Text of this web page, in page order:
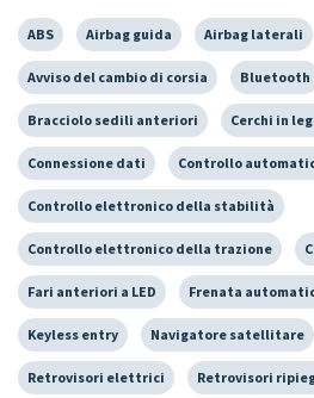
ABS Airbag guida Airbag laterali
Avviso del cambio di corsia Bluetooth
Bracciolo sedili anteriori Cerchi in
Connessione dati Controllo
Controllo elettronico della stabilità
Controllo elettronico della trazione
Fari anteriori a LED Frenata
Keyless entry Navigatore satellitare
Retrovisori elettrici Retrovisori